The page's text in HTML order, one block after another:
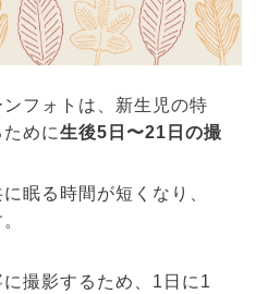
フォトは、新生児の特
ために生後5日〜21日の撮
眠る時間が短くなり、
撮影するため、1日に1